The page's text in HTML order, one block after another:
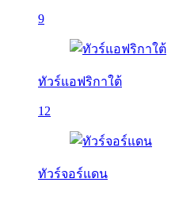
9
ทัวร์แอฟริกาใต้
12
ทัวร์จอร์แดน